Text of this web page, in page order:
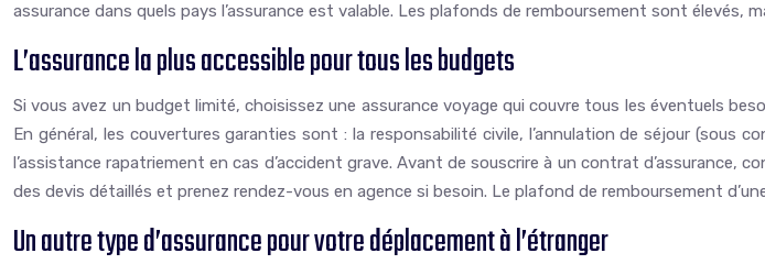
assurance dans quels pays l’assurance est valable. Les plafonds de remboursement sont
L’assurance la plus accessible pour tous les budgets
Si vous avez un budget limité, choisissez une assurance voyage qui couvre tous les éventuels
En général, les couvertures garanties sont : la responsabilité civile, l’annulation de séjour (sous
l’assistance rapatriement en cas d’accident grave. Avant de souscrire à un contrat d’assurance,
des devis détaillés et prenez rendez-vous en agence si besoin. Le plafond de remboursement
Un autre type d’assurance pour votre déplacement à l’étranger